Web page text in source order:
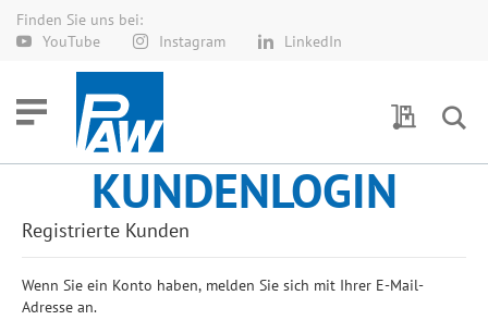
Finden Sie uns bei:
YouTube
Instagram LinkedIn
Direkt
Meine
KUNDENLOGIN
Registrierte Kunden
Wenn Sie ein Konto haben, melden Sie sich mit Ihrer E-Mail-
Adresse an.